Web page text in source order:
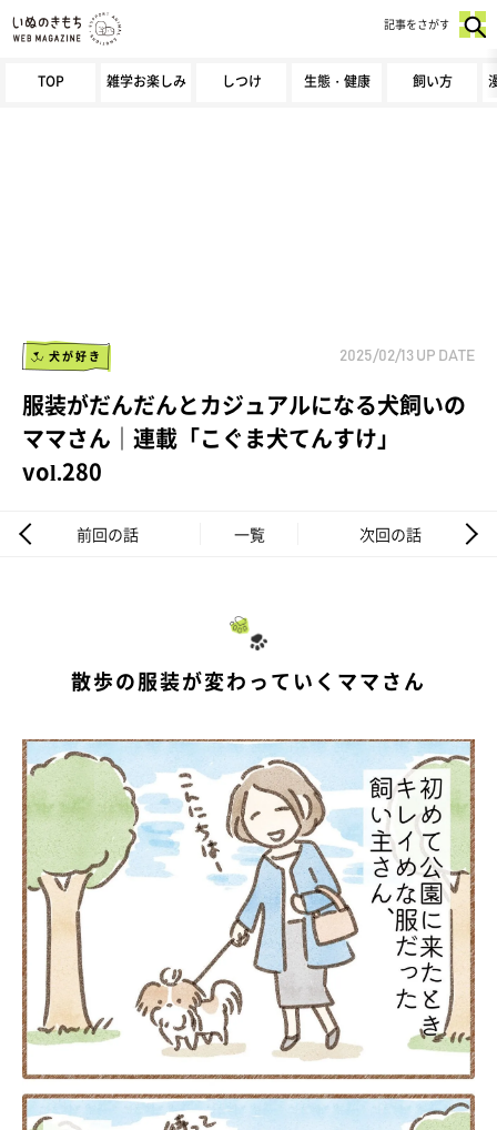
TOP 雑学お楽しみ しつけ 生態・健康 飼い方
記事をさがす
犬が好き 2025/02/13 UP DATE
服装がだんだんとカジュアルになる犬飼いの
ママさん｜連載「こぐま犬てんすけ」
vol.280
前回の話 一覧 次回の話
散歩の服装が変わっていくママさん